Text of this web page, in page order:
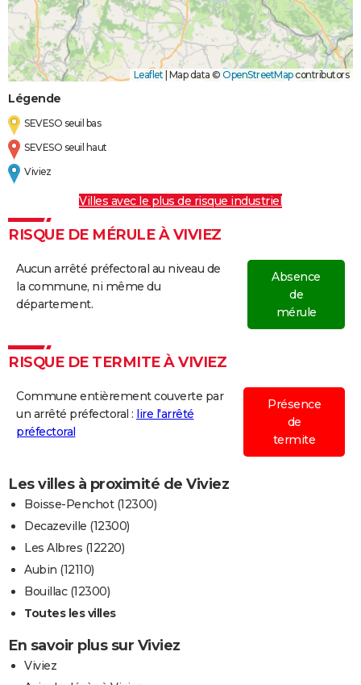
Leaflet Map data © OpenStreetMapcontributors
Légende
SEVESO seuil bas
SEVESO seuil haut
Viviez
Villes avec le plus de risque industriel
RISQUE DE MÉRULE À VIVIEZ
Aucun arrêté préfectoral au niveau de
la commune, ni même du
département.
Absence
de
mérule
RISQUE DE TERMITE À VIVIEZ
Commune entièrement couverte par
un arrêté préfectoral : lire l'arrêté
préfectoral
Présence
de
termite
Les villes à proximité de Viviez
Boisse-Penchot (12300)
Decazeville (12300)
Les Albres (12220)
Aubin (12110)
Bouillac (12300)
Toutes les villes
En savoir plus sur Viviez
Viviez